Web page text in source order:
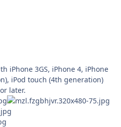
iPhone 3GS, iPhone 4, iPhone
iPod touch (4th generation)
later.